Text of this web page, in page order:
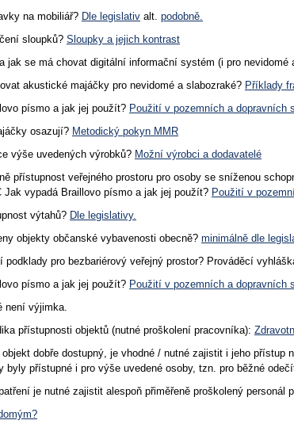
na mobiliář? Dle legislativ alt. podobně.
sloupků? Sloupky a jejich kontrast
jak se má chovat digitální informační systém (i pro nevidomé
akustické majáčky pro nevidomé a slabozraké? Příklady
písmo a jak jej použít? Použití v pozemních a dopravních
osazují? Metodický pokyn MMR
výše uvedených výrobků? Možní výrobci a dodavatelé
přístupnost veřejného prostoru pro osoby se sníženou
Jak vypadá Braillovo písmo a jak jej použít? Použití v
výtahů? Dle legislativy.
objekty občanské vybavenosti obecně? minimálně dle
podklady pro bezbariérový veřejný prostor? Prováděcí
písmo a jak jej použít? Použití v pozemních a dopravních
není výjimka.
přístupnosti objektů (nutné proškolení pracovníka):
dobře dostupný, je vhodné / nutné zajistit i jeho
byly přístupné i pro výše uvedené osoby, tzn. pro běžné
je nutné zajistit alespoň přiměřeně proškolený